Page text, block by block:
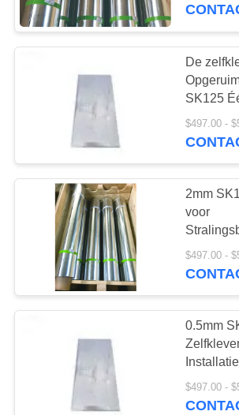
Lood
Containers
De Dekens
loodbeveiliging
De
SK125
Lead
2mm
voor
0.5mm